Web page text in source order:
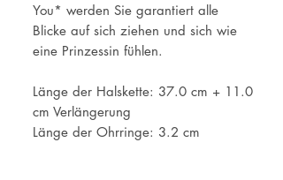
You* werden Sie garantiert alle
Blicke auf sich ziehen und sich wie
eine Prinzessin fühlen.
Länge der Halskette: 37.0 cm + 11.0
cm Verlängerung
Länge der Ohrringe: 3.2 cm